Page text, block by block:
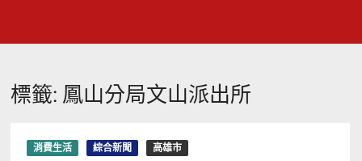
標籤: 鳳山分局文山派出所
消費生活 綜合新聞 高雄市